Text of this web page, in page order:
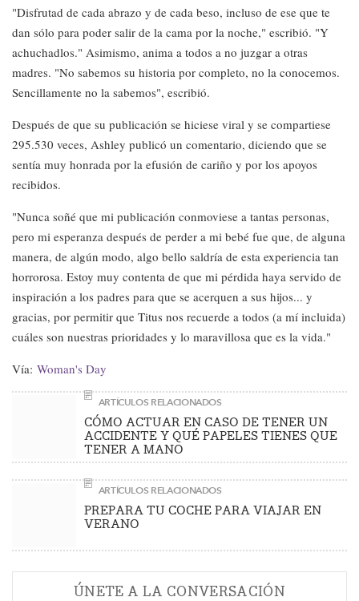
"Disfrutad de cada abrazo y de cada beso, incluso de ese que te
dan sólo para poder salir de la cama por la noche," escribió. "Y
achuchadlos." Asimismo, anima a todos a no juzgar a otras
madres. "No sabemos su historia por completo, no la conocemos.
Sencillamente no la sabemos", escribió.
Después de que su publicación se hiciese viral y se compartiese
295.530 veces, Ashley publicó un comentario, diciendo que se
sentía muy honrada por la efusión de cariño y por los apoyos
recibidos.
"Nunca soñé que mi publicación conmoviese a tantas personas,
pero mi esperanza después de perder a mi bebé fue que, de alguna
manera, de algún modo, algo bello saldría de esta experiencia tan
horrorosa. Estoy muy contenta de que mi pérdida haya servido de
inspiración a los padres para que se acerquen a sus hijos... y
gracias, por permitir que Titus nos recuerde a todos (a mí incluida)
cuáles son nuestras prioridades y lo maravillosa que es la vida."
Vía: Woman's Day
ARTÍCULOS RELACIONADOS
CÓMO ACTUAR EN CASO DE TENER UN
ACCIDENTE Y QUÉ PAPELES TIENES QUE
TENER A MANO
ARTÍCULOS RELACIONADOS
PREPARA TU COCHE PARA VIAJAR EN
VERANO
ÚNETE A LA CONVERSACIÓN